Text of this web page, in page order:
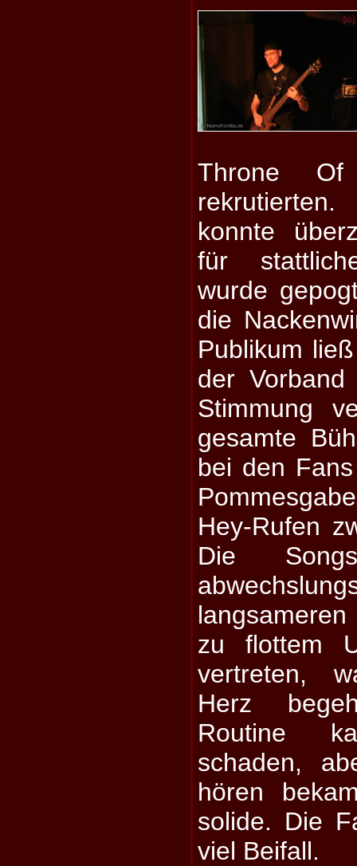
Throne Of
konnte
für
wurde
die
Publikum
der
Stimmung
gesamte
bei den
Hey-Rufen
Die
zu flottem
vertreten,
Herz
Routine
schaden,
hören
solide. Die
viel Beifall.